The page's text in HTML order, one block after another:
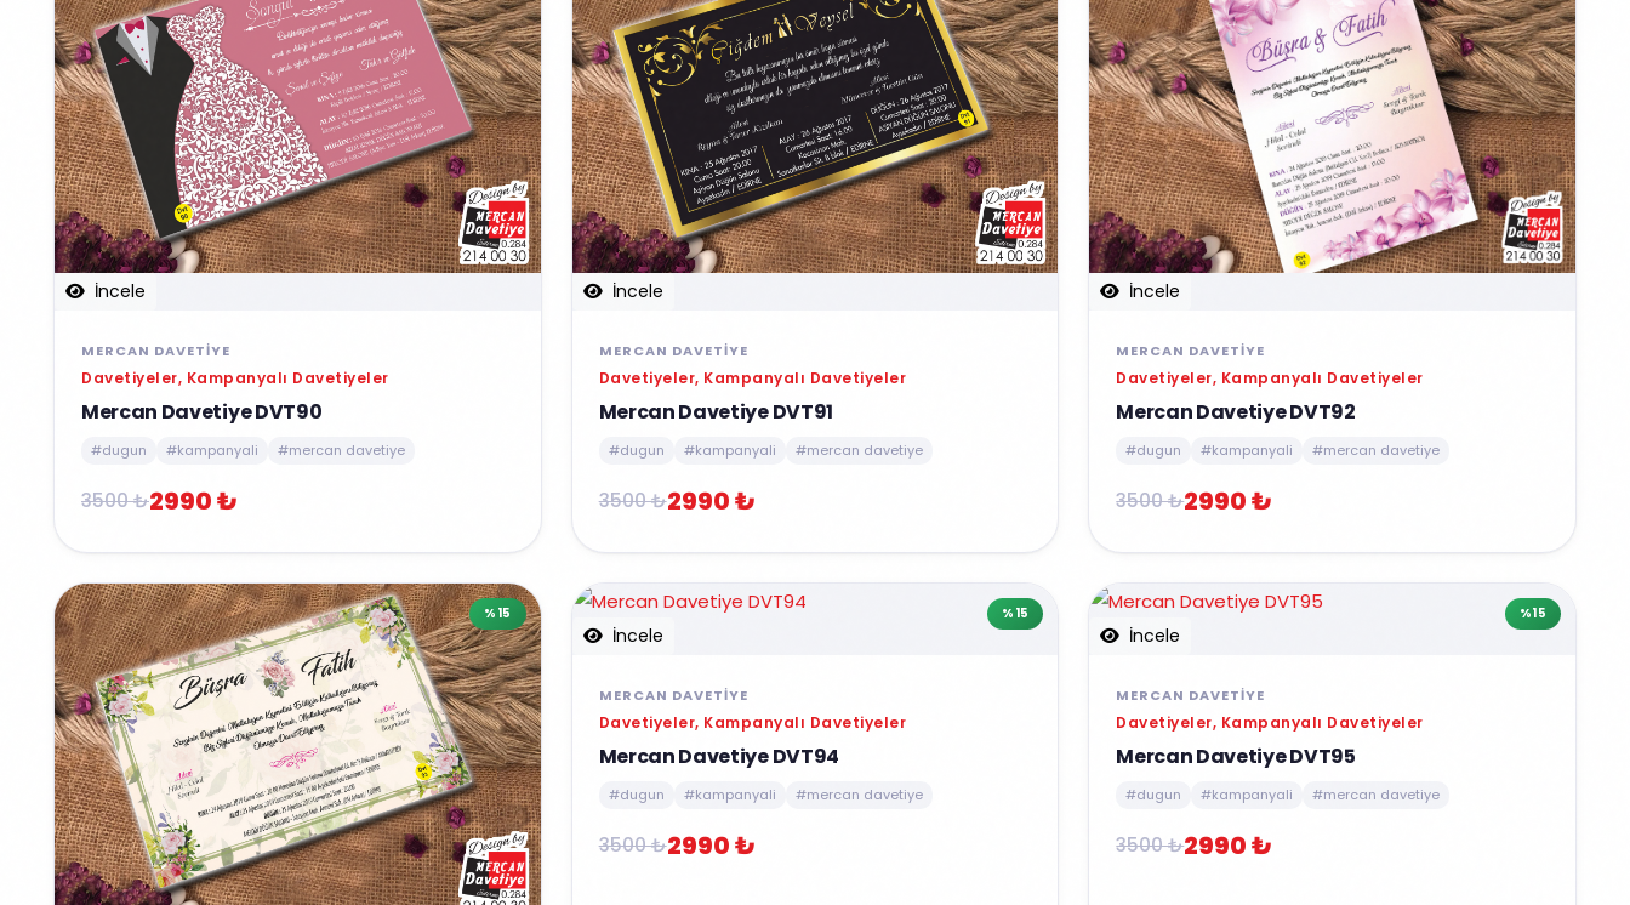
İncele
MERCAN DAVETIYE
Davetiyeler, Kampanyalı Davetiyeler
Mercan Davetiye DVT90
#dugun #kampanyali #mercan davetiye
3500 ₺2990 ₺
İncele
MERCAN DAVETIYE
Davetiyeler, Kampanyalı Davetiyeler
Mercan Davetiye DVT91
#dugun #kampanyali #mercan davetiye
3500 ₺2990 ₺
İncele
MERCAN DAVETIYE
Davetiyeler, Kampanyalı Davetiyeler
Mercan Davetiye DVT92
#dugun #kampanyali #mercan davetiye
3500 ₺2990 ₺
%15
İncele
%15
MERCAN DAVETIYE
Davetiyeler, Kampanyalı Davetiyeler
Mercan Davetiye DVT94
#dugun #kampanyali #mercan davetiye
3500 ₺2990 ₺
İncele
%15
MERCAN DAVETIYE
Davetiyeler, Kampanyalı Davetiyeler
Mercan Davetiye DVT95
#dugun #kampanyali #mercan davetiye
3500 ₺2990 ₺